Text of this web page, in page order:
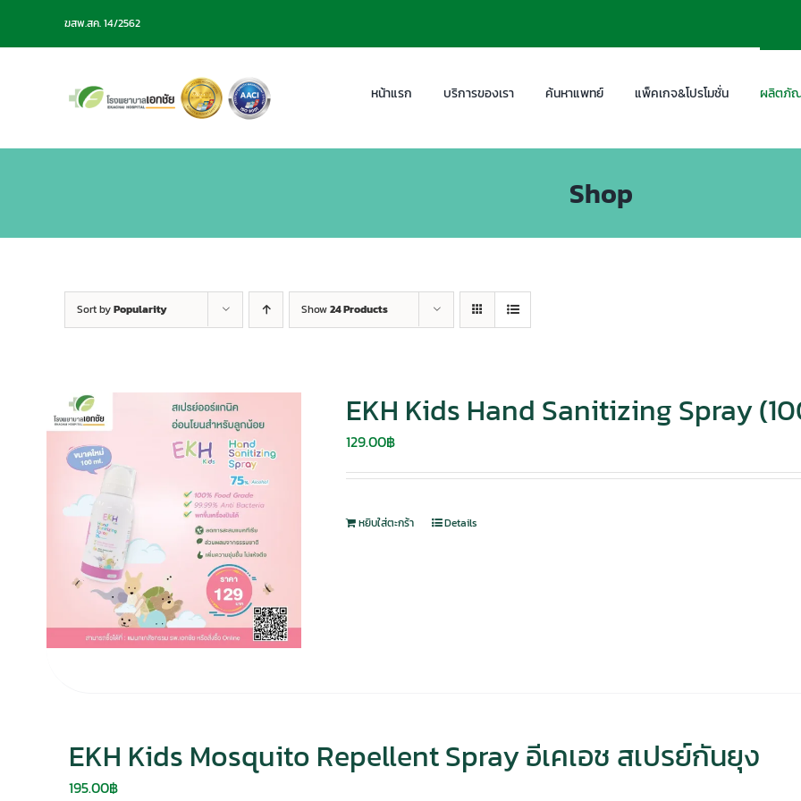
ฆสพ.สค. 14/2562
หน้าแรก บริการของเรา ค้นหาแพทย์ แพ็คเกจ&โปรโมชั่น ผลิตภัณ
Shop
Sort byPopularity Show24 Products
EKH Kids Hand Sanitizing Spray
129.00฿
หยิบใส่ตะกร้า Details
EKH Kids Mosquito Repellent Spray อีเคเอช สเปรย์กันยุง
195.00฿